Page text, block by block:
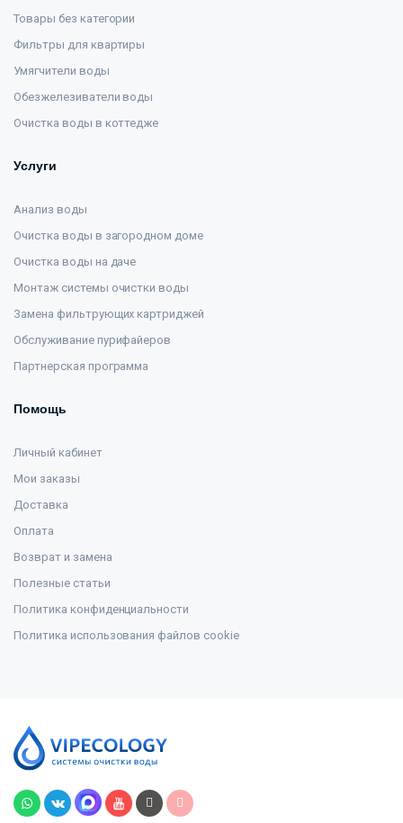
Товары без категории
Фильтры для квартиры
Умягчители воды
Обезжелезиватели воды
Очистка воды в коттедже
Услуги
Анализ воды
Очистка воды в загородном доме
Очистка воды на даче
Монтаж системы очистки воды
Замена фильтрующих картриджей
Обслуживание пурифайеров
Партнерская программа
Помощь
Личный кабинет
Мои заказы
Доставка
Оплата
Возврат и замена
Полезные статьи
Политика конфиденциальности
Политика использования файлов cookie